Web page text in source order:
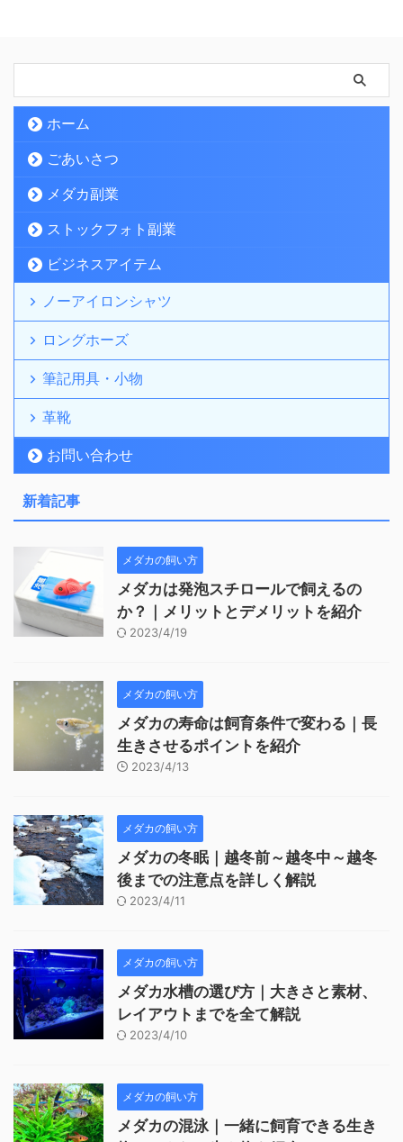
ホーム
ごあいさつ
メダカ副業
ストックフォト副業
ビジネスアイテム
ノーアイロンシャツ
ロングホーズ
筆記用具・小物
革靴
お問い合わせ
新着記事
メダカの飼い方
メダカは発泡スチロールで飼えるの
か？｜メリットとデメリットを紹介
2023/4/19
メダカの飼い方
メダカの寿命は飼育条件で変わる｜長
生きさせるポイントを紹介
2023/4/13
メダカの飼い方
メダカの冬眠｜越冬前～越冬中～越冬
後までの注意点を詳しく解説
2023/4/11
メダカの飼い方
メダカ水槽の選び方｜大きさと素材、
レイアウトまでを全て解説
2023/4/10
メダカの飼い方
メダカの混泳｜一緒に飼育できる生き